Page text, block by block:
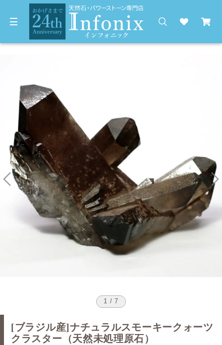
1 / 7
[ブラジル産]ナチュラルスモーキークォーツ
クラスター（天然未処理原石）